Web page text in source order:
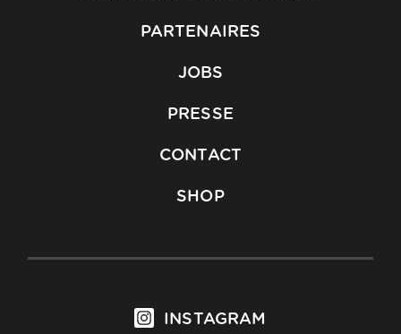
PARTENAIRES
JOBS
PRESSE
CONTACT
SHOP
INSTAGRAM